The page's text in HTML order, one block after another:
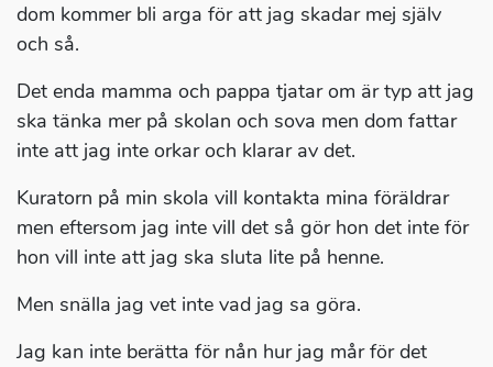
dom kommer bli arga för att jag skadar mej själv
och så.
Det enda mamma och pappa tjatar om är typ att jag
ska tänka mer på skolan och sova men dom fattar
inte att jag inte orkar och klarar av det.
Kuratorn på min skola vill kontakta mina föräldrar
men eftersom jag inte vill det så gör hon det inte för
hon vill inte att jag ska sluta lite på henne.
Men snälla jag vet inte vad jag sa göra.
Jag kan inte berätta för nån hur jag mår för det